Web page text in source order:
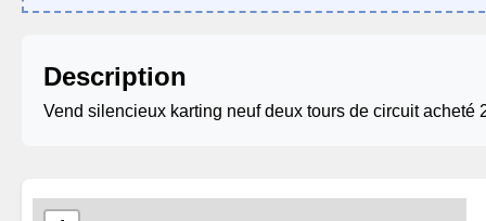
Description
Vend silencieux karting neuf deux tours de circuit acheté